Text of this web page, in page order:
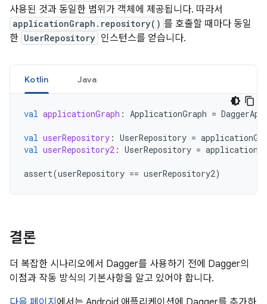
사용된 것과 동일한 범위가 객체에 제공됩니다. 따라서
applicationGraph.repository() 를 호출할 때마다 동일
한 UserRepository 인스턴스를 얻습니다.
Kotlin Java
val applicationGraph : ApplicationGraph =
val userRepository : UserRepository =
val userRepository2 : UserRepository =
assert(userRepository == userRepository2)
결론
더 복잡한 시나리오에서 Dagger를 사용하기 전에 Dagger의
이점과 작동 방식의 기본사항을 알고 있어야 합니다.